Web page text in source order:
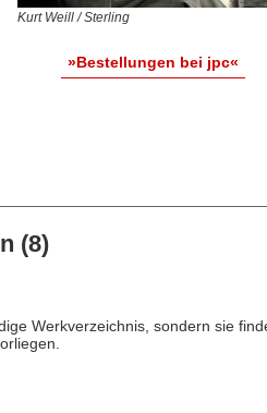
Kurt Weill / Sterling
»Bestellungen bei jpc«
(8)
Werkverzeichnis, sondern sie